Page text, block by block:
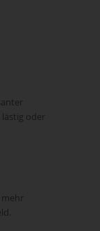
oder
mehr